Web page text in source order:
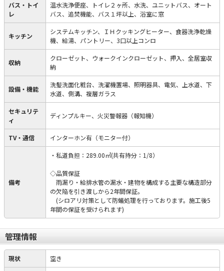
バス・トイ
レ
温水洗浄便座、トイレ２ヶ所、水洗、ユニットバス、オート
バス、追焚機能、バス１坪以上、浴室に窓
キッチン
システムキッチン、ＩＨクッキングヒーター、食器洗浄乾燥
機、給湯、パントリー、3口以上コンロ
収納
クローゼット、ウォークインクローゼット、押入、全居室収
納
設備・機能
洗髪洗面化粧台、洗濯機置場、照明器具、電気、上水道、下
水道、側溝、複層ガラス
セキュリテ
ィ
ディンプルキー、火災警報器（報知機）
TV・通信 インターホン有（モニター付）
備考
・私道負担：289.00㎡(共有持分：1/8）
◇品質保証
雨漏り・給排水管の漏水・建物を構成する主要な構造部分
の欠陥を引き渡しから2年間保証。
(シロアリ対策として防蟻処理を行っております。施工後5
年間の保証を受けられます)
管理情報
現状 空き